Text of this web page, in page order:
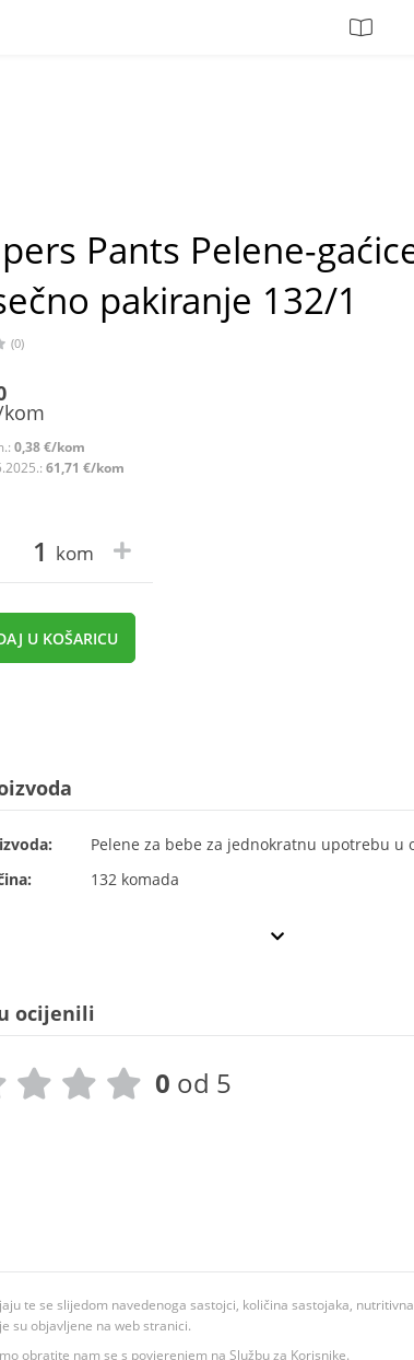
Pants Pelene-
pakiranje 132/1
(0)
0,38 €/kom
61,71 €/kom
kom
U KOŠARICU
Pelene za bebe za jednokratnu upotrebu u
132 komada
ocijenili
0 od 5
te se slijedom navedenoga sastojci, količina sastojaka,
su objavljene na web stranici.
obratite nam se s povjerenjem na Službu za Korisnike.